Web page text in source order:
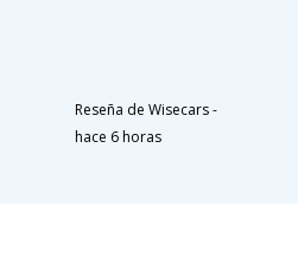
Reseña de Wisecars-
hace 6 horas